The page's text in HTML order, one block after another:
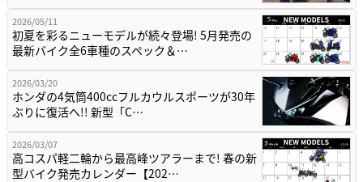
2026/05/11
初夏を彩るニューモデルが続々登場! 5月発売の
最新バイク全6車種のスペック＆…
2026/03/20
ホンダの4気筒400ccフルカウルスポーツが30年
ぶりに復活へ!! 新型「C…
2026/03/07
高コスパ軽二輪から最高峰ツアラーまで! 春の新
型バイク発売カレンダー【202…